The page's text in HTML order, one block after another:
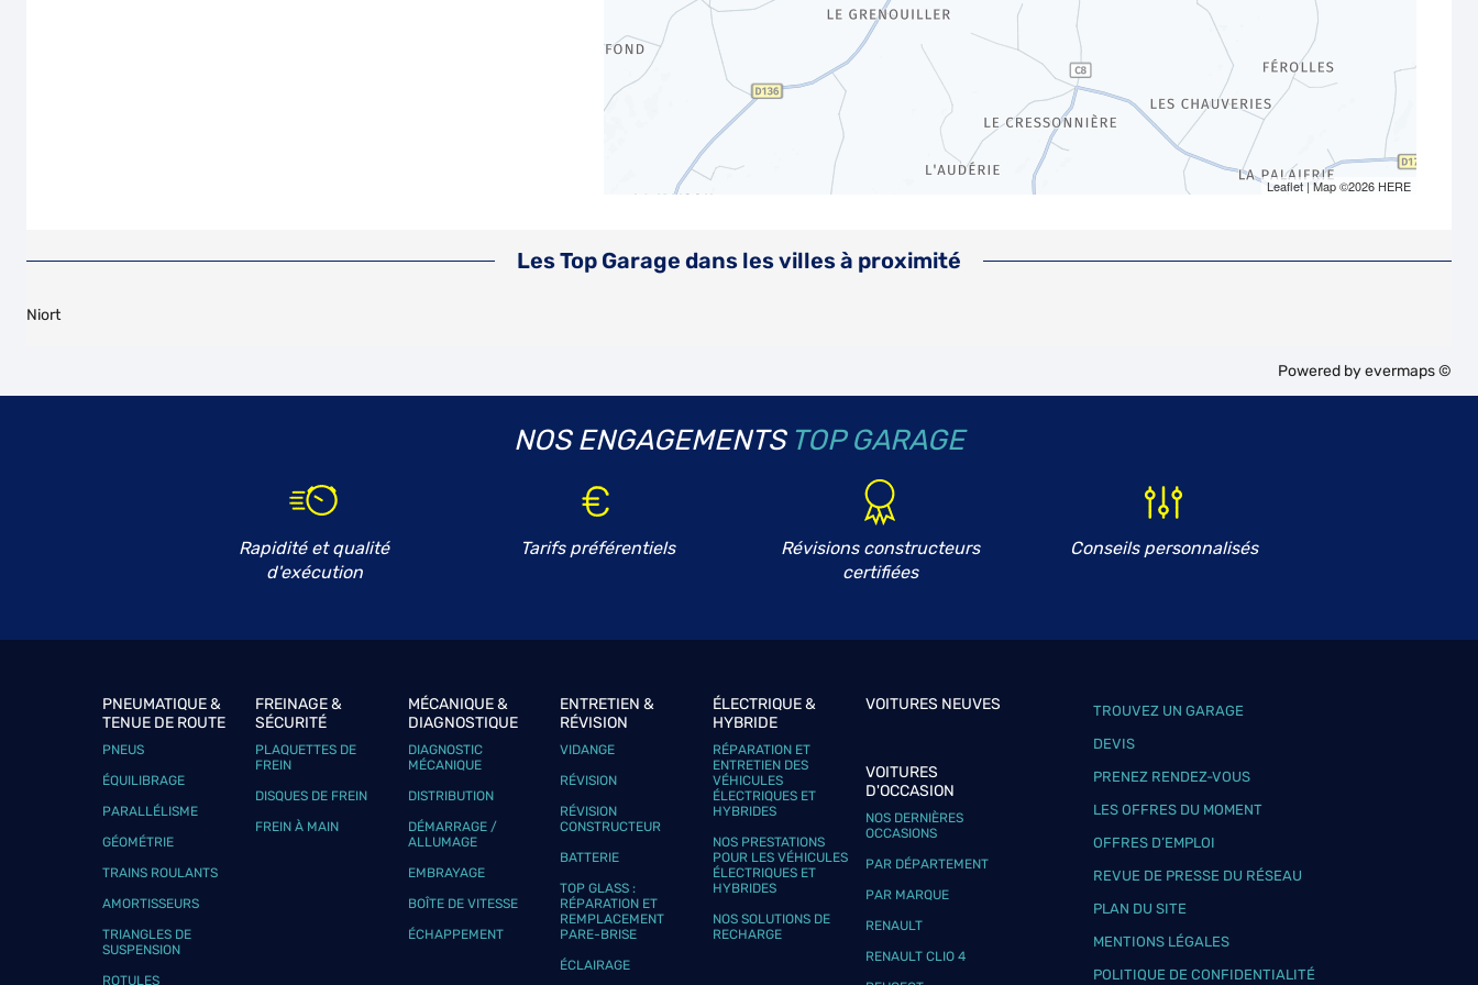
Leaflet| Map ©2026 HERE
Les Top Garage dans les villes à proximité
Niort
Powered byevermaps ©
NOS ENGAGEMENTS TOP GARAGE
Rapidité et qualité
d'exécution
Tarifs préférentiels
Révisions constructeurs
certifiées
Conseils personnalisés
PNEUMATIQUE &
TENUE DE ROUTE
PNEUS
ÉQUILIBRAGE
PARALLÉLISME
GÉOMÉTRIE
TRAINS ROULANTS
AMORTISSEURS
TRIANGLES DE
SUSPENSION
ROTULES
FREINAGE &
SÉCURITÉ
PLAQUETTES DE
FREIN
DISQUES DE FREIN
FREIN À MAIN
MÉCANIQUE &
DIAGNOSTIQUE
DIAGNOSTIC
MÉCANIQUE
DISTRIBUTION
DÉMARRAGE /
ALLUMAGE
EMBRAYAGE
BOÎTE DE VITESSE
ÉCHAPPEMENT
ENTRETIEN &
RÉVISION
VIDANGE
RÉVISION
RÉVISION
CONSTRUCTEUR
BATTERIE
TOP GLASS :
RÉPARATION ET
REMPLACEMENT
PARE-BRISE
ÉCLAIRAGE
ÉLECTRIQUE &
HYBRIDE
RÉPARATION ET
ENTRETIEN DES
VÉHICULES
ÉLECTRIQUES ET
HYBRIDES
NOS PRESTATIONS
POUR LES VÉHICULES
ÉLECTRIQUES ET
HYBRIDES
NOS SOLUTIONS DE
RECHARGE
VOITURES NEUVES
VOITURES
D'OCCASION
NOS DERNIÈRES
OCCASIONS
PAR DÉPARTEMENT
PAR MARQUE
RENAULT
RENAULT CLIO 4
TROUVEZ UN GARAGE
DEVIS
PRENEZ RENDEZ-VOUS
LES OFFRES DU MOMENT
OFFRES D’EMPLOI
REVUE DE PRESSE DU RÉSEAU
PLAN DU SITE
MENTIONS LÉGALES
POLITIQUE DE CONFIDENTIALITÉ